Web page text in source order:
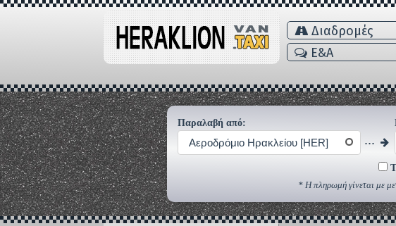
Διαδρομές
E&A
Παραλαβή από:
Αεροδρόμιο Ηρακλείου [HER] ...
* Η πληρωμή γίνεται με